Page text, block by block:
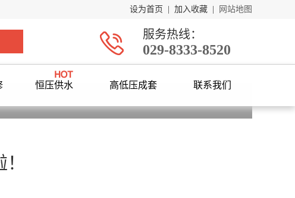
设为首页 加入收藏 网站地图
服务热线：
029-8333-8520
恒压供水 高低压成套
联系我们